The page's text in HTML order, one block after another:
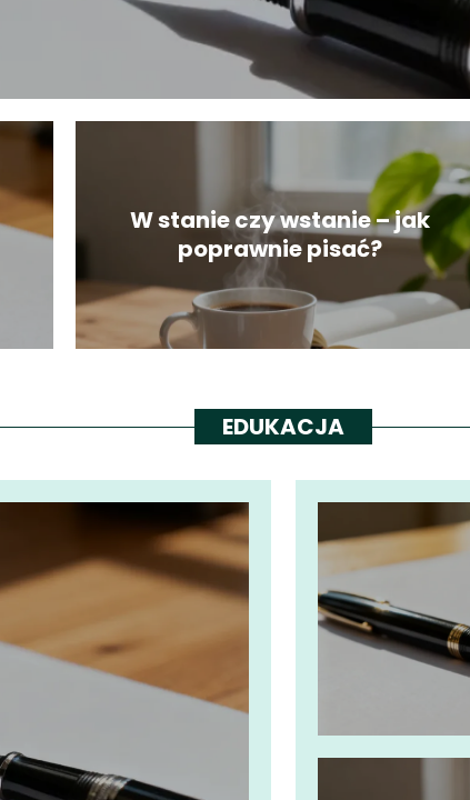
W stanie czy wstanie – jak
poprawnie pisać?
EDUKACJA